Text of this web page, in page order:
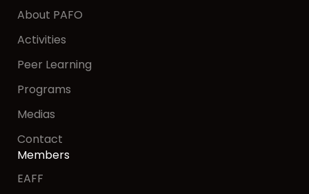
About PAFO
Activities
Peer Learning
Programs
Medias
Contact
Members
EAFF